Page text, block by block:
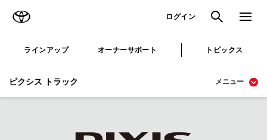
ログイン 検索 メニュ
ラインアップ オーナーサポート トピックス
ピクシス トラック メニュー